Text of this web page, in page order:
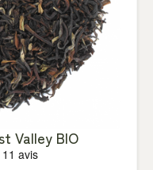
Valley BIO